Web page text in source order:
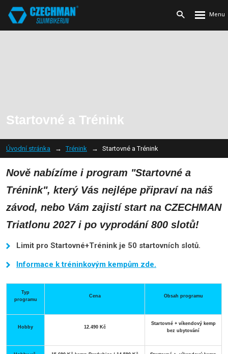
Vyhledávání
Rozbalení
Startovné a Trénink
Úvodní stránka Trénink Startovné a Trénink
Nově nabízíme i program "Startovné a
Trénink", který Vás nejlépe připraví na náš
závod, nebo Vám zajistí start na CZECHMAN
Triatlonu 2027 i po vyprodání 800 slotů!
Limit pro Startovné+Trénink je 50 startovních slotů.
Informace k tréninkovým kempům zde.
Typ
programu
Cena Obsah programu
Hobby 12.490 Kč
Startovné + víkendový kemp
bez ubytování